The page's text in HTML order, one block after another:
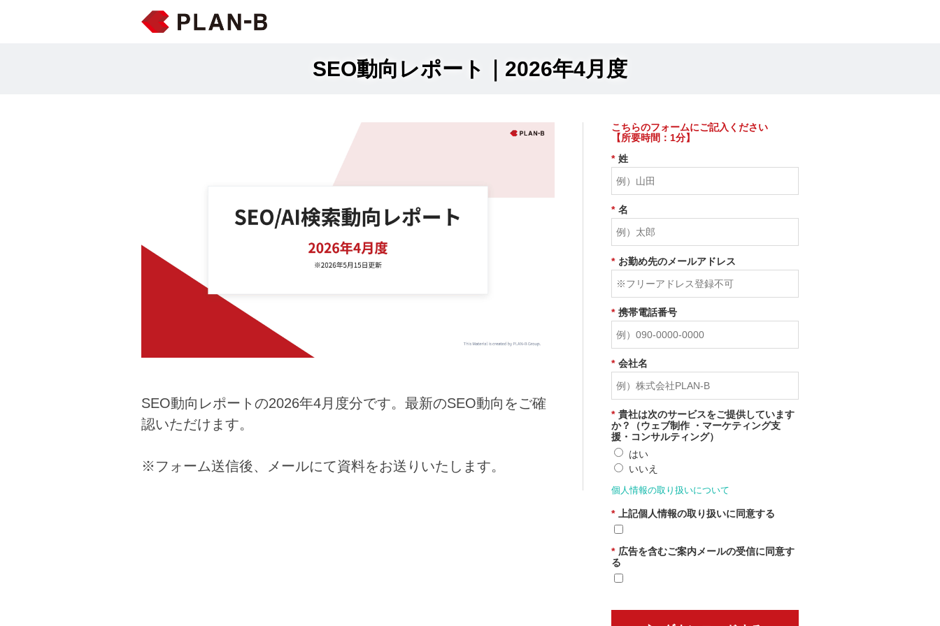
SEO動向レポート｜2026年4月度
SEO動向レポートの2026年4月度分です。最新のSEO動向をご確
認いただけます。
※フォーム送信後、メールにて資料をお送りいたします。
こちらのフォームにご記入ください
【所要時間：1分】
* 姓
* 名
* お勤め先のメールアドレス
* 携帯電話番号
* 会社名
* 貴社は次のサービスをご提供しています
か？（ウェブ制作 ・マーケティング支
援・コンサルティング）
はい
いいえ
個人情報の取り扱いについて
* 上記個人情報の取り扱いに同意する
* 広告を含むご案内メールの受信に同意す
る